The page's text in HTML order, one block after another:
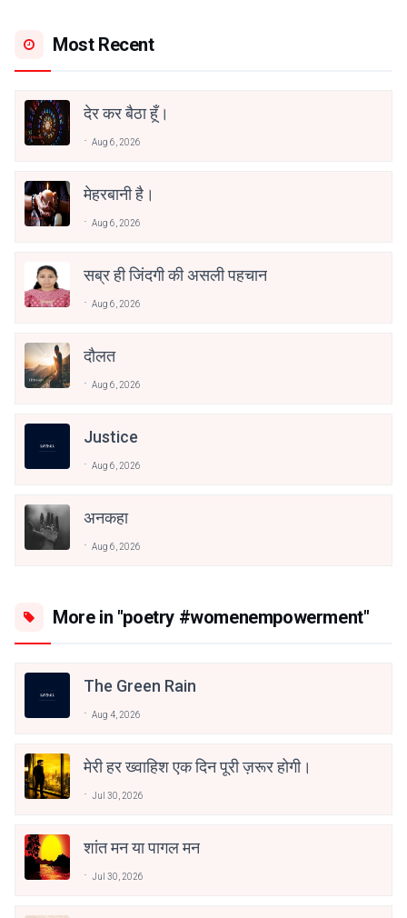
Most Recent
देर कर बैठा हूँ।
Aug 6, 2026
मेहरबानी है।
Aug 6, 2026
सब्र ही जिंदगी की असली पहचान
Aug 6, 2026
दौलत
Aug 6, 2026
Justice
Aug 6, 2026
अनकहा
Aug 6, 2026
More in "poetry #womenempowerment"
The Green Rain
Aug 4, 2026
मेरी हर ख्वाहिश एक दिन पूरी ज़रूर होगी।
Jul 30, 2026
शांत मन या पागल मन
Jul 30, 2026